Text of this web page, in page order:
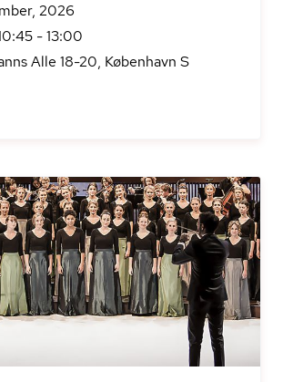
2026
- 13:00
Alle 18-20, København S